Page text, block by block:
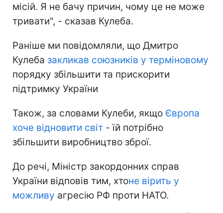
місій. Я не бачу причин, чому це не може
тривати", - сказав Кулеба.
Раніше ми повідомляли, що Дмитро
Кулеба закликав союзників у терміновому
порядку збільшити та прискорити
підтримку України
Також, за словами Кулеби, якщо Європа
хоче відновити світ - їй потрібно
збільшити виробництво зброї.
До речі, Міністр закордонних справ
України відповів тим, хтоне вірить у
можливу агресію РФ проти НАТО.